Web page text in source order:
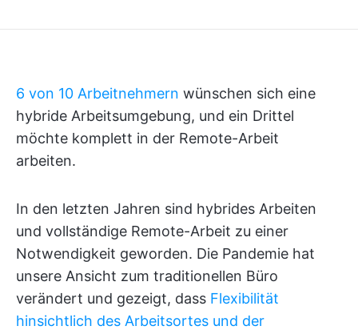
6 von 10 Arbeitnehmern wünschen sich eine
hybride Arbeitsumgebung, und ein Drittel
möchte komplett in der Remote-Arbeit
arbeiten.
In den letzten Jahren sind hybrides Arbeiten
und vollständige Remote-Arbeit zu einer
Notwendigkeit geworden. Die Pandemie hat
unsere Ansicht zum traditionellen Büro
verändert und gezeigt, dass Flexibilität
hinsichtlich des Arbeitsortes und der